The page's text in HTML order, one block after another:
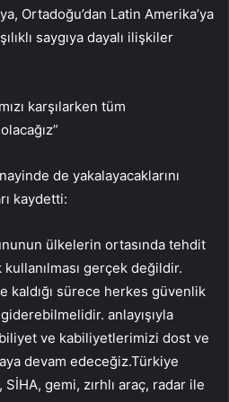
Ortadoğu’dan Latin Amerika’ya
saygıya dayalı ilişkiler
karşılarken tüm
de yakalayacaklarını
kaydetti:
ülkelerin ortasında tehdit
gerçek değildir.
kaldığı sürece herkes güvenlik
anlayışıyla
ve kabiliyetlerimizi dost ve
devam edeceğiz.Türkiye
gemi, zırhlı araç, radar ile